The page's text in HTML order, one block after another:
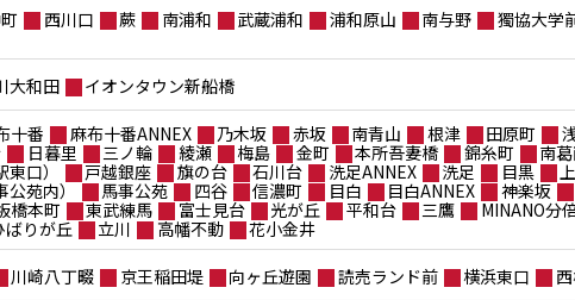
西川口 蕨 南浦和 武蔵浦和 浦和原山 南与野 獨協大学
大和田 イオンタウン新船橋
十番 麻布十番ANNEX 乃木坂 赤坂 南青山 根津 田原町
日暮里 三ノ輪 綾瀬 梅島 金町 本所吾妻橋 錦糸町 南
口）
戸越銀座 旗の台 石川台 洗足ANNEX 洗足 目黒
公苑内）
馬事公苑 四谷 信濃町 目白 目白ANNEX 神楽坂
橋本町 東武練馬 富士見台 光が丘 平和台 三鷹 MINANO分
ばりが丘
立川 高幡不動
花小金井
川崎八丁畷 京王稲田堤 向ヶ丘遊園 読売ランド前 横浜東口